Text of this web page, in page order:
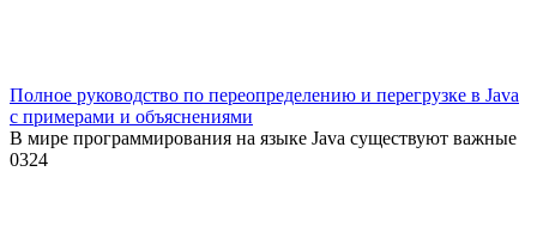
Полное руководство по переопределению и перегрузке в Java
с примерами и объяснениями
В мире программирования на языке Java существуют важные
0324